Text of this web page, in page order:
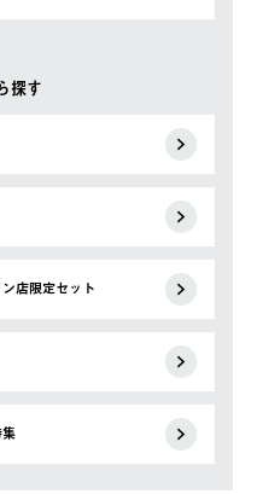
探す
店限定セット